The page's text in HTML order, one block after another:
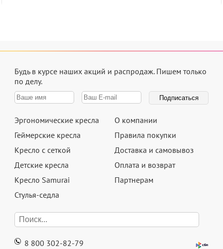
Будь в курсе наших акций и распродаж. Пишем только
по делу.
Эргономические кресла
Геймерские кресла
Кресло с сеткой
Детские кресла
Кресло Samurai
Стулья-седла
О компании
Правила покупки
Доставка и самовывоз
Оплата и возврат
Партнерам
8 800 302-82-79